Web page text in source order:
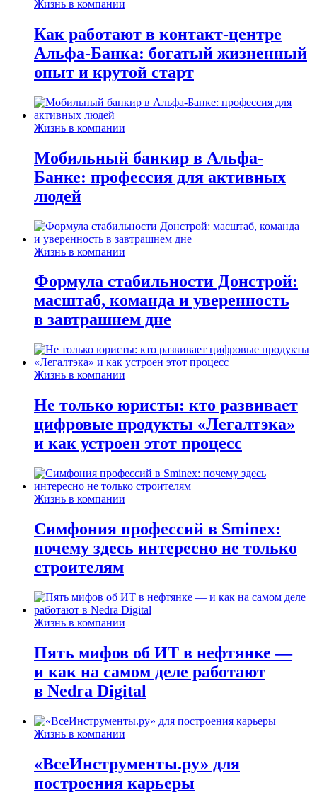
Жизнь в компании
Как работают в контакт-центре
Альфа-Банка: богатый жизненный
опыт и крутой старт
Жизнь в компании
Мобильный банкир в Альфа-
Банке: профессия для активных
людей
Жизнь в компании
Формула стабильности Донстрой:
масштаб, команда и уверенность
в завтрашнем дне
Жизнь в компании
Не только юристы: кто развивает
цифровые продукты «Легалтэка»
и как устроен этот процесс
Жизнь в компании
Симфония профессий в Sminex:
почему здесь интересно не только
строителям
Жизнь в компании
Пять мифов об ИТ в нефтянке —
и как на самом деле работают
в Nedra Digital
Жизнь в компании
«ВсеИнструменты.ру» для
построения карьеры